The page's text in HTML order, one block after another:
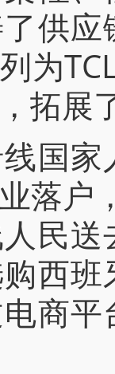
供
为
拓展
家
落户
民
西
商